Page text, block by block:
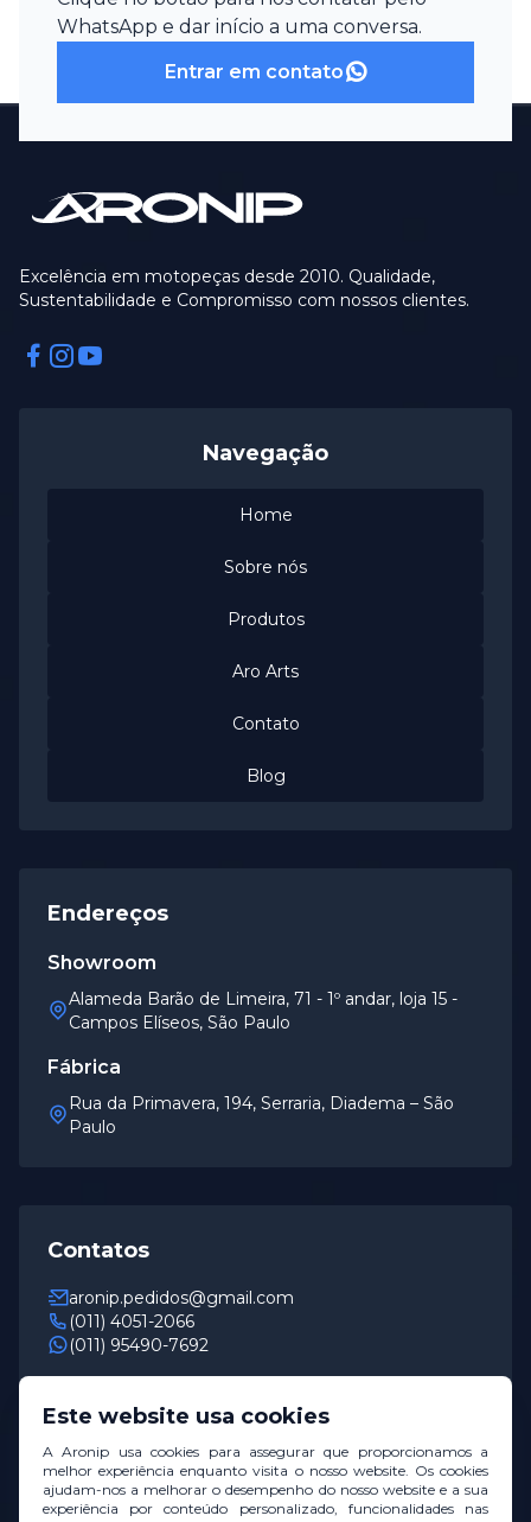
Este website usa cookies
A Aronip usa cookies para assegurar que proporcionamos a
melhor experiência enquanto visita o nosso website. Os cookies
ajudam-nos a melhorar o desempenho do nosso website e a sua
experiência por conteúdo personalizado, funcionalidades nas
WhatsApp e dar início a uma conversa.
Entrar em contato
Excelência em motopeças desde 2010. Qualidade,
Sustentabilidade e Compromisso com nossos clientes.
Facebook
Instagram
Navegação
Home
Sobre nós
Produtos
Aro Arts
Contato
Blog
Endereços
Showroom
Alameda Barão de Limeira, 71 - 1º andar, loja 15 -
Campos Elíseos, São Paulo
Fábrica
Rua da Primavera, 194, Serraria, Diadema – São
Paulo
Contatos
aronip.pedidos@gmail.com
(011) 4051-2066
(011) 95490-7692
Horário de Funcionamento
De segunda a sexta das 8h às 18h